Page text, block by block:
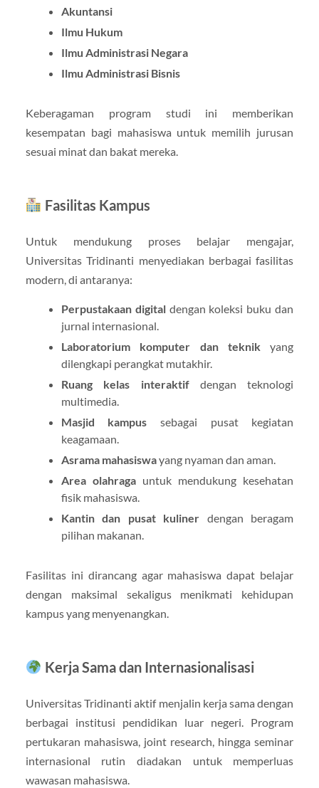
Akuntansi
Ilmu Hukum
Ilmu Administrasi Negara
Ilmu Administrasi Bisnis
Keberagaman program studi ini memberikan
kesempatan bagi mahasiswa untuk memilih jurusan
sesuai minat dan bakat mereka.
Fasilitas Kampus
Untuk mendukung proses belajar mengajar,
Universitas Tridinanti menyediakan berbagai fasilitas
modern, di antaranya:
Perpustakaan digitaldengan koleksi buku dan
jurnal internasional.
Laboratorium komputer dan teknikyang
dilengkapi perangkat mutakhir.
Ruang kelas interaktifdengan teknologi
multimedia.
Masjid kampus sebagai pusat kegiatan
keagamaan.
Asrama mahasiswayang nyaman dan aman.
Area olahragauntuk mendukung kesehatan
fisik mahasiswa.
Kantin dan pusat kuliner dengan beragam
pilihan makanan.
Fasilitas ini dirancang agar mahasiswa dapat belajar
dengan maksimal sekaligus menikmati kehidupan
kampus yang menyenangkan.
Kerja Sama dan Internasionalisasi
Universitas Tridinanti aktif menjalin kerja sama dengan
berbagai institusi pendidikan luar negeri. Program
pertukaran mahasiswa, joint research, hingga seminar
internasional rutin diadakan untuk memperluas
wawasan mahasiswa.